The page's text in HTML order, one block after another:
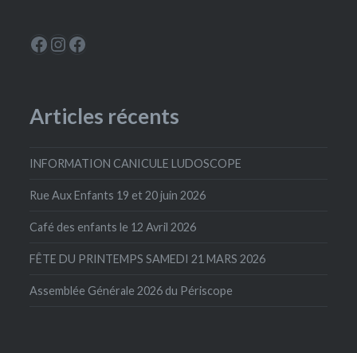
Le Périscope
Instagram
La Ludoscope
Articles récents
INFORMATION CANICULE LUDOSCOPE
Rue Aux Enfants 19 et 20 juin 2026
Café des enfants le 12 Avril 2026
FÊTE DU PRINTEMPS SAMEDI 21 MARS 2026
Assemblée Générale 2026 du Périscope